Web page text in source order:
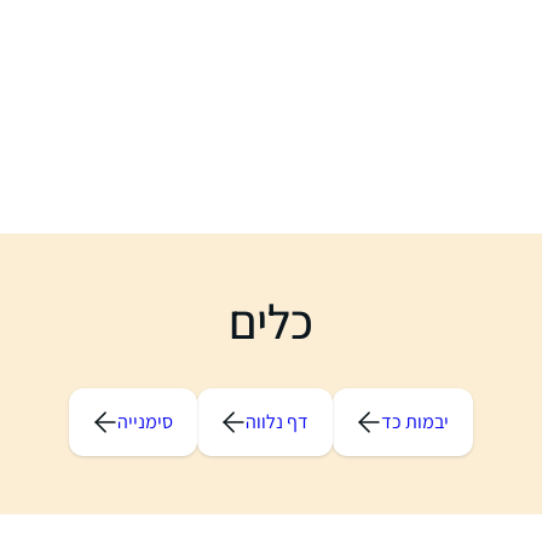
כלים
יבמות כד דף נלווה
סימנייה